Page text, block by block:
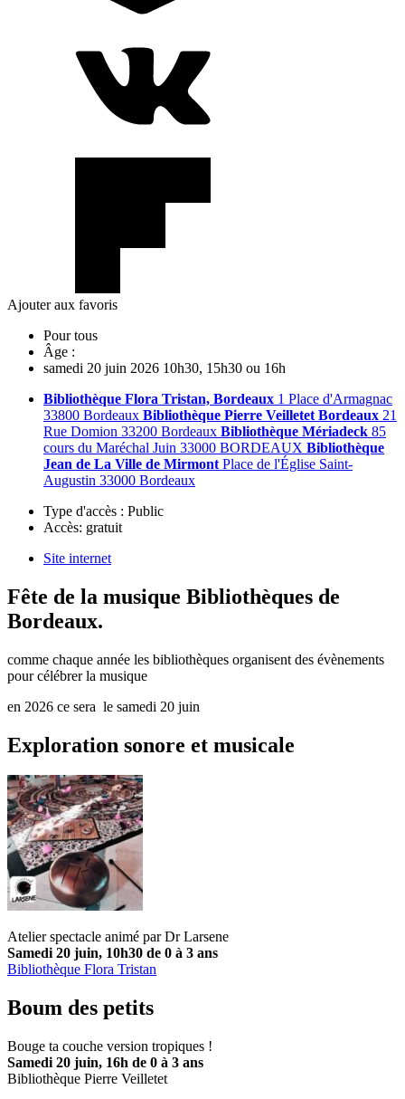
Ajouter aux favoris
Pour tous
Âge :
samedi 20 juin 2026 10h30, 15h30 ou 16h
Bibliothèque Flora Tristan, Bordeaux 1 Place d'Armagnac
33800 Bordeaux Bibliothèque Pierre Veilletet Bordeaux 21
Rue Domion 33200 Bordeaux Bibliothèque Mériadeck 85
cours du Maréchal Juin 33000 BORDEAUX Bibliothèque
Jean de La Ville de Mirmont Place de l'Église Saint-
Augustin 33000 Bordeaux
Type d'accès : Public
Accès: gratuit
Site internet
Fête de la musique Bibliothèques de
Bordeaux.
comme chaque année les bibliothèques organisent des évènements
pour célébrer la musique
en 2026 ce sera le samedi 20 juin
Exploration sonore et musicale
Atelier spectacle animé par Dr Larsene
Samedi 20 juin, 10h30 de 0 à 3 ans
Bibliothèque Flora Tristan
Boum des petits
Bouge ta couche version tropiques !
Samedi 20 juin, 16h de 0 à 3 ans
Bibliothèque Pierre Veilletet